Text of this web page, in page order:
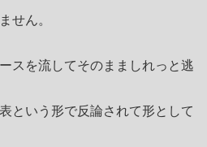
せん。
スを流してそのまましれっと逃
という形で反論されて形として